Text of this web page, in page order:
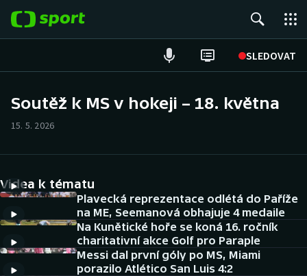
SLEDOVAT
Hokej
Tenis
Atletika
Cyklistika
DALŠÍ SPORTY
Soutěž k MS v hokeji – 18. května
15. 5. 2026
Videa k tématu
Plavecká reprezentace odlétá do Paříže
na ME, Seemanová obhajuje 4 medaile
Na Kunětické hoře se koná 16. ročník
charitativní akce Golf pro Paraple
Messi dal první góly po MS, Miami
porazilo Atlético San Luis 4:2